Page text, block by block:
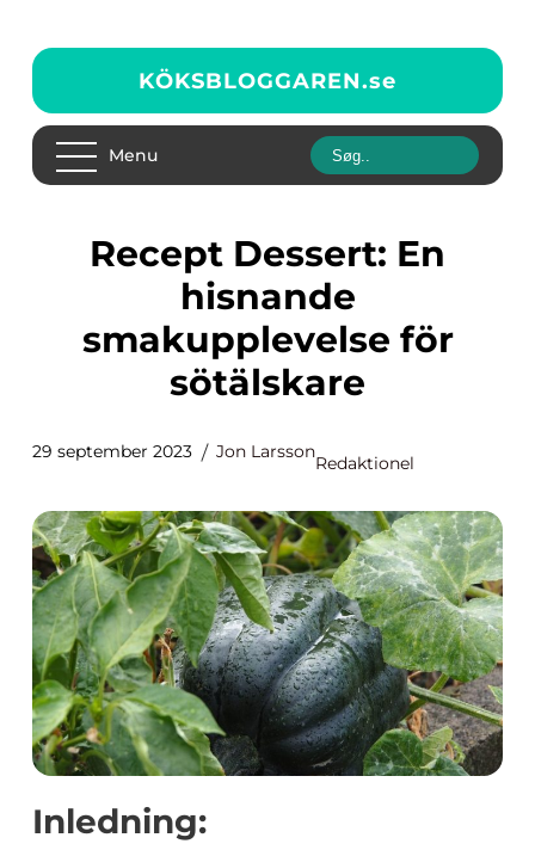
KÖKSBLOGGAREN.se
Menu
Recept Dessert: En
hisnande
smakupplevelse för
sötälskare
29 september 2023 Jon Larsson
Redaktionel
Inledning: